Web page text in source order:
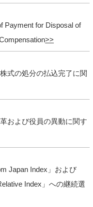
Payment for Disposal of
式の処分の払込完了に関
および役員の異動に関す
Japan Index」および
Index」への継続選